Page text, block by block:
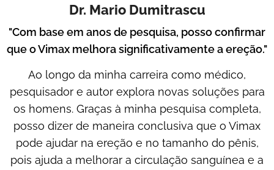
Dr. Mario Dumitrascu
"Com base em anos de pesquisa, posso confirmar
que o Vimax melhora significativamente a ereção."
Ao longo da minha carreira como médico,
pesquisador e autor explora novas soluções para
os homens. Graças à minha pesquisa completa,
posso dizer de maneira conclusiva que o Vimax
pode ajudar na ereção e no tamanho do pênis,
pois ajuda a melhorar a circulação sanguínea e a